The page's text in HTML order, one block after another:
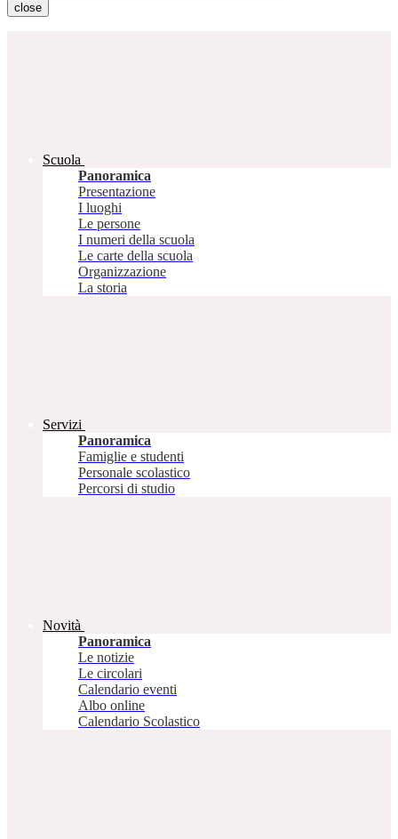
close
Scuola
Panoramica
Presentazione
I luoghi
Le persone
I numeri della scuola
Le carte della scuola
Organizzazione
La storia
Servizi
Panoramica
Famiglie e studenti
Personale scolastico
Percorsi di studio
Novità
Panoramica
Le notizie
Le circolari
Calendario eventi
Albo online
Calendario Scolastico